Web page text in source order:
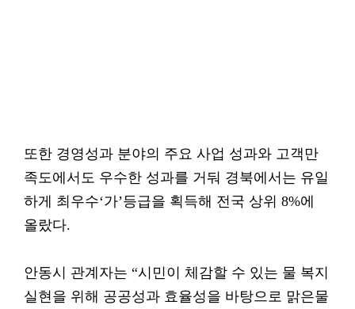
또한 경영성과 분야의 주요 사업 성과와 고객만
족도에서도 우수한 성과를 거둬 경북에서는 유일
하게 최우수‘가’등급을 획득해 전국 상위 8%에
올랐다.
안동시 관계자는 “시민이 체감할 수 있는 물 복지
실현을 위해 공공성과 효율성을 바탕으로 맑은물